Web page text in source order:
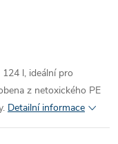
l, ideální pro
z netoxického PE
Detailní informace